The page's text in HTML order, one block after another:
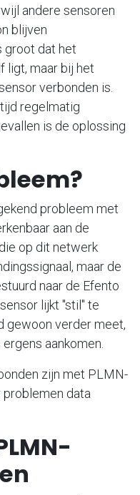
andere sensoren
blijven
groot dat het
ligt, maar bij het
verbonden is.
regelmatig
is de oplossing
probleem met
aan de
op dit netwerk
maar de
naar de Efento
lijkt "stil" te
gewoon verder meet,
aankomen.
zijn met PLMN-
data